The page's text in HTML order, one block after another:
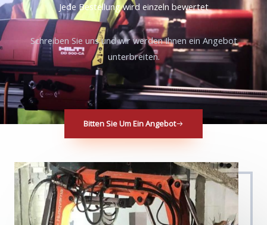
Jede Bestellung wird einzeln bewertet
Schreiben Sie uns und wir werden Ihnen ein Angebot
unterbreiten.
Bitten Sie Um Ein Angebot